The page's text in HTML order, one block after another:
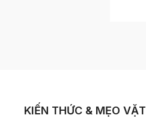
KIẾN THỨC & MẸO VẶT